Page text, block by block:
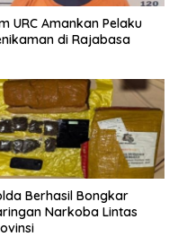
URC Amankan Pelaku
di Rajabasa
Berhasil Bongkar
Narkoba Lintas